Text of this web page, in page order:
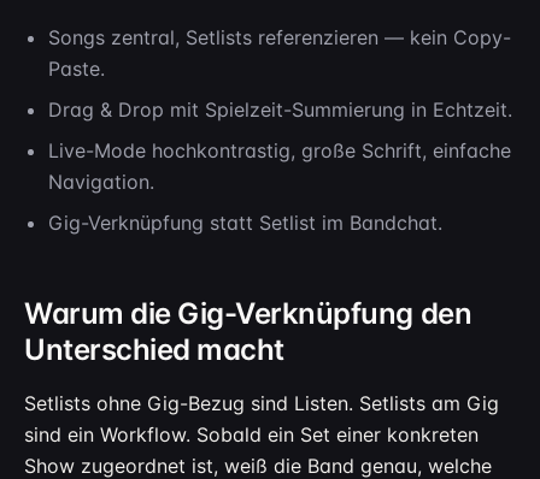
Songs zentral, Setlists referenzieren — kein Copy-
Paste.
Drag & Drop mit Spielzeit-Summierung in Echtzeit.
Live-Mode hochkontrastig, große Schrift, einfache
Navigation.
Gig-Verknüpfung statt Setlist im Bandchat.
Warum die Gig-Verknüpfung den
Unterschied macht
Setlists ohne Gig-Bezug sind Listen. Setlists am Gig
sind ein Workflow. Sobald ein Set einer konkreten
Show zugeordnet ist, weiß die Band genau, welche